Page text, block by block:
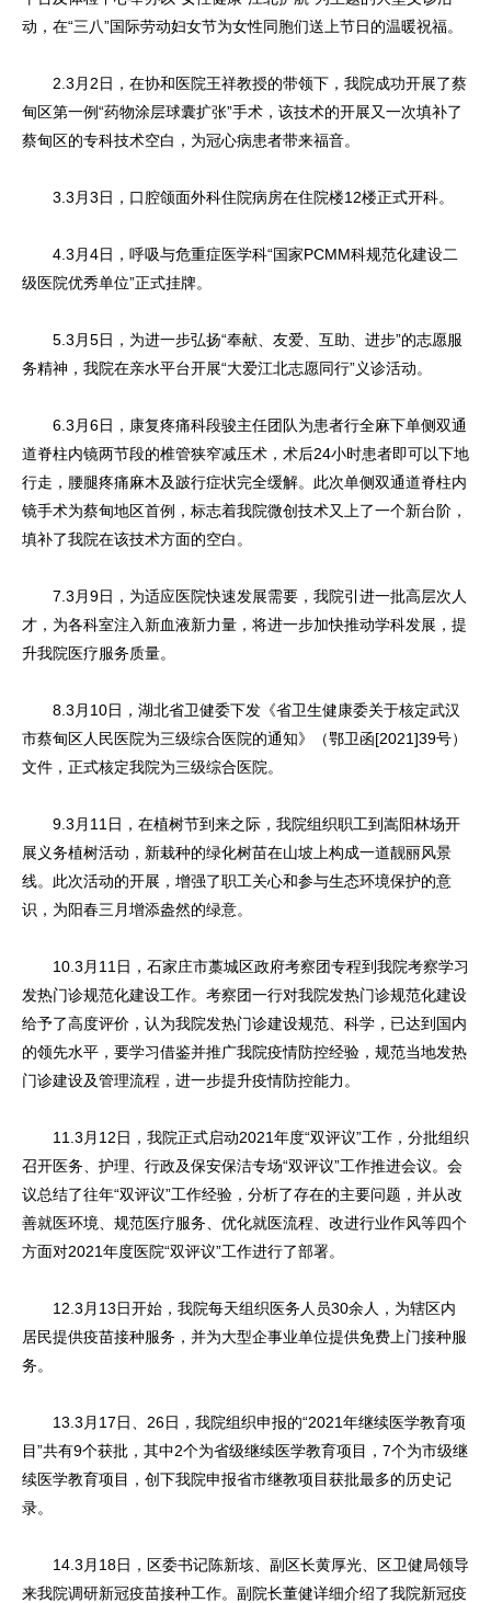
动，在“三八”国际劳动妇女节为女性同胞们送上节日的温暖祝福。
2.3月2日，在协和医院王祥教授的带领下，我院成功开展了蔡
甸区第一例“药物涂层球囊扩张”手术，该技术的开展又一次填补了
蔡甸区的专科技术空白，为冠心病患者带来福音。
3.3月3日，口腔颌面外科住院病房在住院楼12楼正式开科。
4.3月4日，呼吸与危重症医学科“国家PCMM科规范化建设二
级医院优秀单位”正式挂牌。
5.3月5日，为进一步弘扬“奉献、友爱、互助、进步”的志愿服
务精神，我院在亲水平台开展“大爱江北志愿同行”义诊活动。
6.3月6日，康复疼痛科段骏主任团队为患者行全麻下单侧双通
道脊柱内镜两节段的椎管狭窄减压术，术后24小时患者即可以下地
行走，腰腿疼痛麻木及跛行症状完全缓解。此次单侧双通道脊柱内
镜手术为蔡甸地区首例，标志着我院微创技术又上了一个新台阶，
填补了我院在该技术方面的空白。
7.3月9日，为适应医院快速发展需要，我院引进一批高层次人
才，为各科室注入新血液新力量，将进一步加快推动学科发展，提
升我院医疗服务质量。
8.3月10日，湖北省卫健委下发《省卫生健康委关于核定武汉
市蔡甸区人民医院为三级综合医院的通知》（鄂卫函[2021]39号）
文件，正式核定我院为三级综合医院。
9.3月11日，在植树节到来之际，我院组织职工到嵩阳林场开
展义务植树活动，新栽种的绿化树苗在山坡上构成一道靓丽风景
线。此次活动的开展，增强了职工关心和参与生态环境保护的意
识，为阳春三月增添盎然的绿意。
10.3月11日，石家庄市藁城区政府考察团专程到我院考察学习
发热门诊规范化建设工作。考察团一行对我院发热门诊规范化建设
给予了高度评价，认为我院发热门诊建设规范、科学，已达到国内
的领先水平，要学习借鉴并推广我院疫情防控经验，规范当地发热
门诊建设及管理流程，进一步提升疫情防控能力。
11.3月12日，我院正式启动2021年度“双评议”工作，分批组织
召开医务、护理、行政及保安保洁专场“双评议”工作推进会议。会
议总结了往年“双评议”工作经验，分析了存在的主要问题，并从改
善就医环境、规范医疗服务、优化就医流程、改进行业作风等四个
方面对2021年度医院“双评议”工作进行了部署。
12.3月13日开始，我院每天组织医务人员30余人，为辖区内
居民提供疫苗接种服务，并为大型企事业单位提供免费上门接种服
务。
13.3月17日、26日，我院组织申报的“2021年继续医学教育项
目”共有9个获批，其中2个为省级继续医学教育项目，7个为市级继
续医学教育项目，创下我院申报省市继教项目获批最多的历史记
录。
14.3月18日，区委书记陈新垓、副区长黄厚光、区卫健局领导
来我院调研新冠疫苗接种工作。副院长董健详细介绍了我院新冠疫